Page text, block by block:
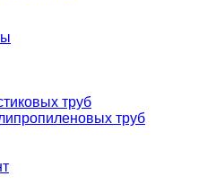
труб
труб